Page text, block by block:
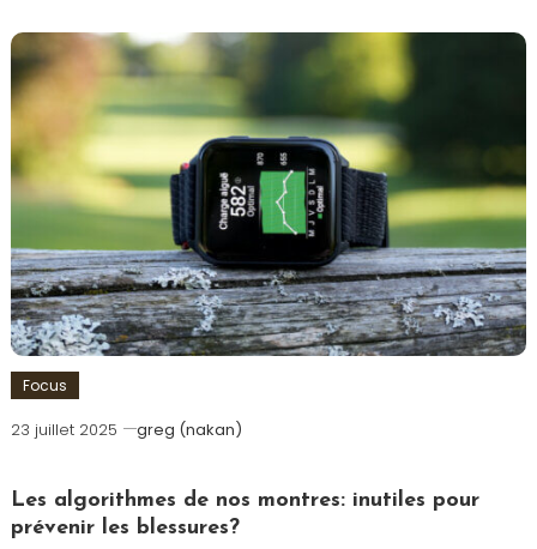
Focus
23 juillet 2025 greg (nakan)
Les algorithmes de nos montres: inutiles pour
prévenir les blessures?